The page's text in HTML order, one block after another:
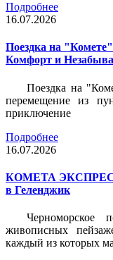
Подробнее
16.07.2026
Поездка на
Комфорт и
Поездка на
перемещение из
приключение
Подробнее
16.07.2026
КОМЕТА ЭКСПРЕСС:
в Геленджик
Черноморское
живописных
каждый из которых